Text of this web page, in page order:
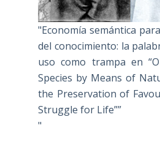
"Economía semántica
del conocimiento: la
uso como trampa en
Species by Means of
the Preservation of
Struggle for Life””
"